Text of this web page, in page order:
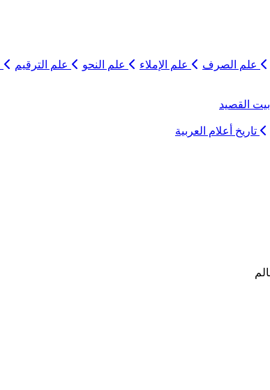
علم الصرف علم الإملاء علم النحو علم الترقيم
بيت القصيد
تاريخ أعلام العربية